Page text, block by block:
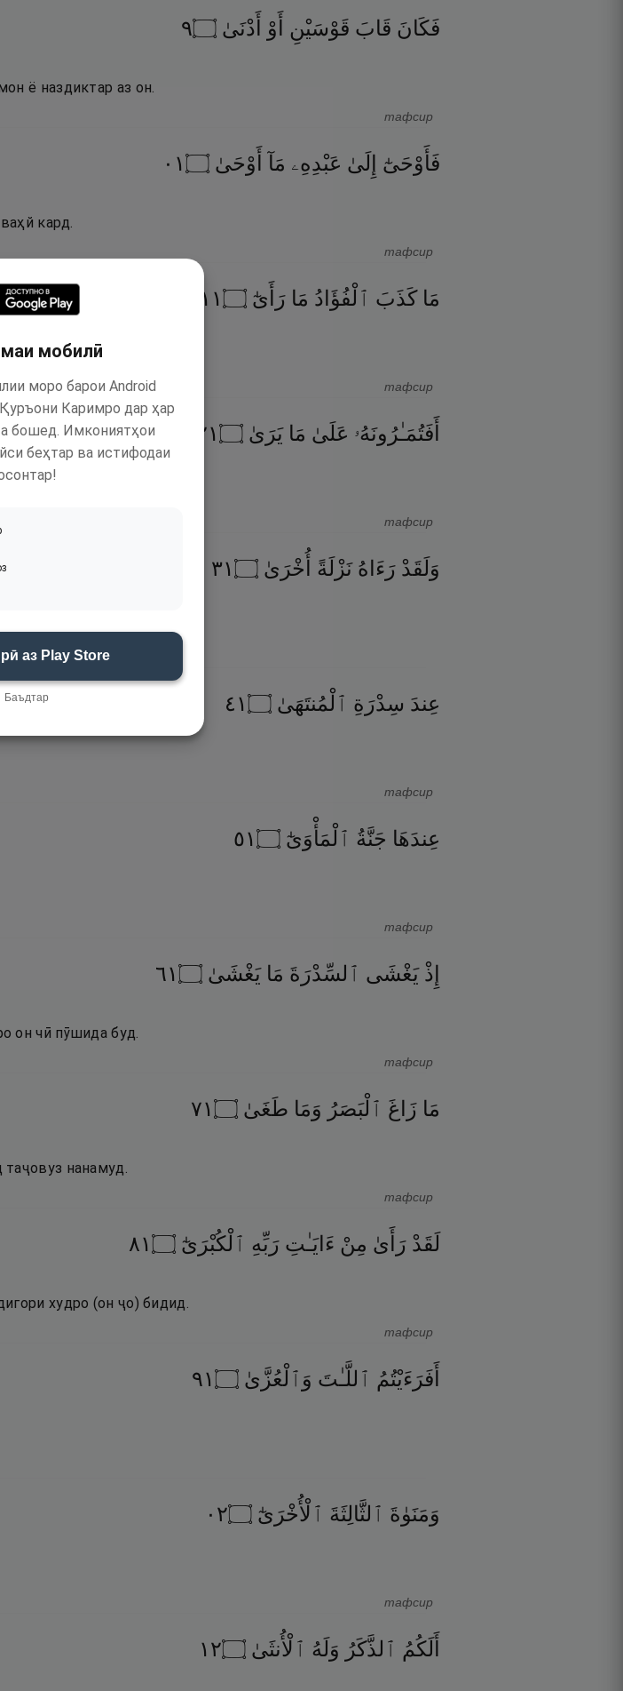
فَكَانَ قَابَ قَوْسَيْنِ أَوْ أَدْنَىٰ ۝٩
ё наздиктар аз он.
тафсир
فَأَوْحَىٰٓ إِلَىٰ عَبْدِهِۦ مَآ أَوْحَىٰ ۝١٠
кард.
тафсир
مَا كَذَبَ ٱلْفُؤَادُ مَا رَأَىٰٓ ۝١١
чӣ дид.
тафсир
أَفَتُمَـٰرُونَهُۥ عَلَىٰ مَا يَرَىٰ ۝١٢
тафсир
وَلَقَدْ رَءَاهُ نَزْلَةً أُخْرَىٰ ۝١٣
عِندَ سِدْرَةِ ٱلْمُنتَهَىٰ ۝١٤
тафсир
عِندَهَا جَنَّةُ ٱلْمَأْوَىٰٓ ۝١٥
тафсир
إِذْ يَغْشَى ٱلسِّدْرَةَ مَا يَغْشَىٰ ۝١٦
он чӣ пӯшида буд.
тафсир
مَا زَاغَ ٱلْبَصَرُ وَمَا طَغَىٰ ۝١٧
нанамуд.
тафсир
لَقَدْ رَأَىٰ مِنْ ءَايَـٰتِ رَبِّهِ ٱلْكُبْرَىٰٓ ۝١٨
худро (он ҷо) бидид.
тафсир
أَفَرَءَيْتُمُ ٱللَّـٰتَ وَٱلْعُزَّىٰ ۝١٩
وَمَنَوٰةَ ٱلثَّالِثَةَ ٱلْأُخْرَىٰٓ ۝٢٠
тафсир
أَلَكُمُ ٱلذَّكَرُ وَلَهُ ٱلْأُنثَىٰ ۝٢١
мобилӣ
моро барои Android
Каримро дар ҳар
бошед. Имкониятҳои
беҳтар ва истифодаи
аз Play Store
Баъдтар